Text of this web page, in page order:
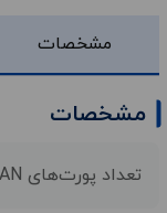
مشخصات
مشخصات
تعداد پورت‌های WAN